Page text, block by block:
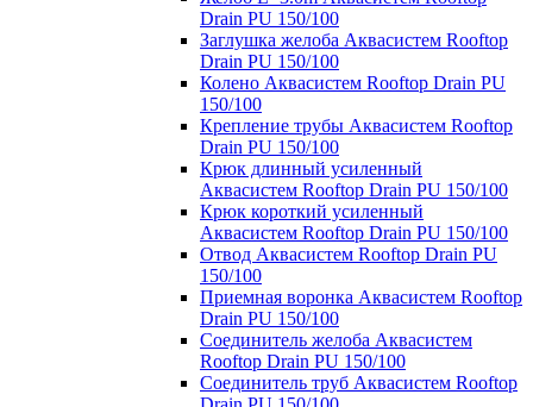
Drain PU 150/100
Заглушка желоба Аквасистем Rooftop
Drain PU 150/100
Колено Аквасистем Rooftop Drain PU
150/100
Крепление трубы Аквасистем Rooftop
Drain PU 150/100
Крюк длинный усиленный
Аквасистем Rooftop Drain PU 150/100
Крюк короткий усиленный
Аквасистем Rooftop Drain PU 150/100
Отвод Аквасистем Rooftop Drain PU
150/100
Приемная воронка Аквасистем Rooftop
Drain PU 150/100
Соединитель желоба Аквасистем
Rooftop Drain PU 150/100
Соединитель труб Аквасистем Rooftop